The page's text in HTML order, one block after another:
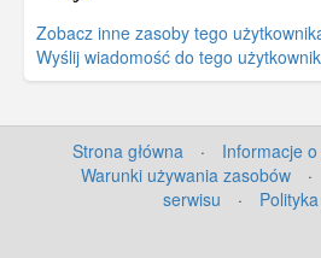
Zobacz inne zasoby tego
Wyślij wiadomość do tego
Strona główna · Informacje
Warunki używania zasobów
·
serwisu
·